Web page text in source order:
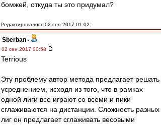
бомжей, откуда ты это придумал?
Редактировалось 02 сен 2017 01:02
Sberban -
02 сен 2017 00:58
Terrious
Эту проблему автор метода предлагает решать
усреднением, исходя из того, что в рамках
одной лиги все играют со всеми и пики
сглаживаются на дистанции. Сложность разных
лиг он предлагает сглаживать весовыми